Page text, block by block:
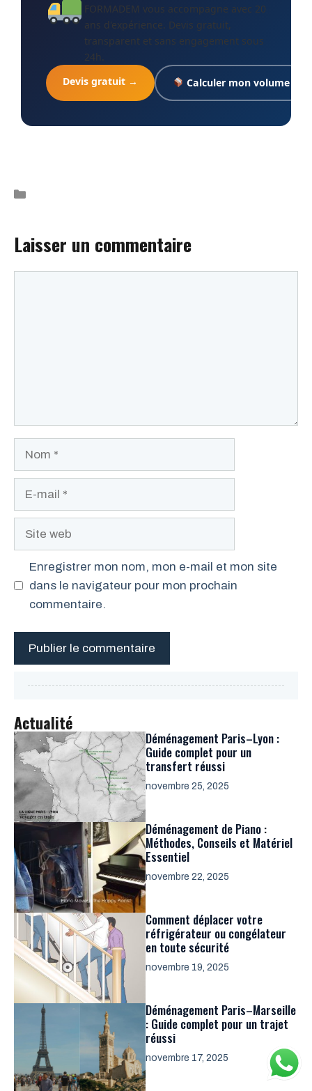
FORMADEM vous accompagne avec 20
ans d'expérience. Devis gratuit,
transparent et sans engagement sous
24h.
Devis gratuit →
Calculer mon volume
Laisser un commentaire
Enregistrer mon nom, mon e-mail et mon site
dans le navigateur pour mon prochain
commentaire.
Actualité
Déménagement Paris–Lyon :
Guide complet pour un
transfert réussi
novembre 25, 2025
Déménagement de Piano :
Méthodes, Conseils et Matériel
Essentiel
novembre 22, 2025
Comment déplacer votre
réfrigérateur ou congélateur
en toute sécurité
novembre 19, 2025
Déménagement Paris–Marseille
: Guide complet pour un trajet
réussi
novembre 17, 2025